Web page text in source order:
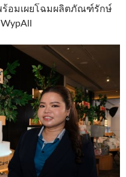
ร้อมเผยโฉมผลิตภัณฑ์รักษ์